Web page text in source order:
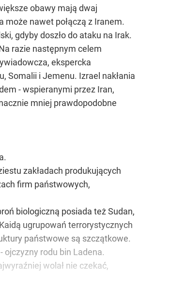
obawy mają dwaj
może nawet połączą z Iranem.
gdyby doszło do ataku na Irak.
razie następnym celem
ekspercka
Somalii i Jemenu. Izrael nakłania
- wspieranymi przez Iran,
mniej prawdopodobne
zakładach produkujących
firm państwowych,
biologiczną posiada też Sudan,
ugrupowań terrorystycznych
państwowe są szczątkowe.
ojczyzny rodu bin Ladena.
wolał nie czekać,